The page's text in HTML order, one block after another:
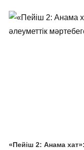
«Пейіш 2: Анама хат»: